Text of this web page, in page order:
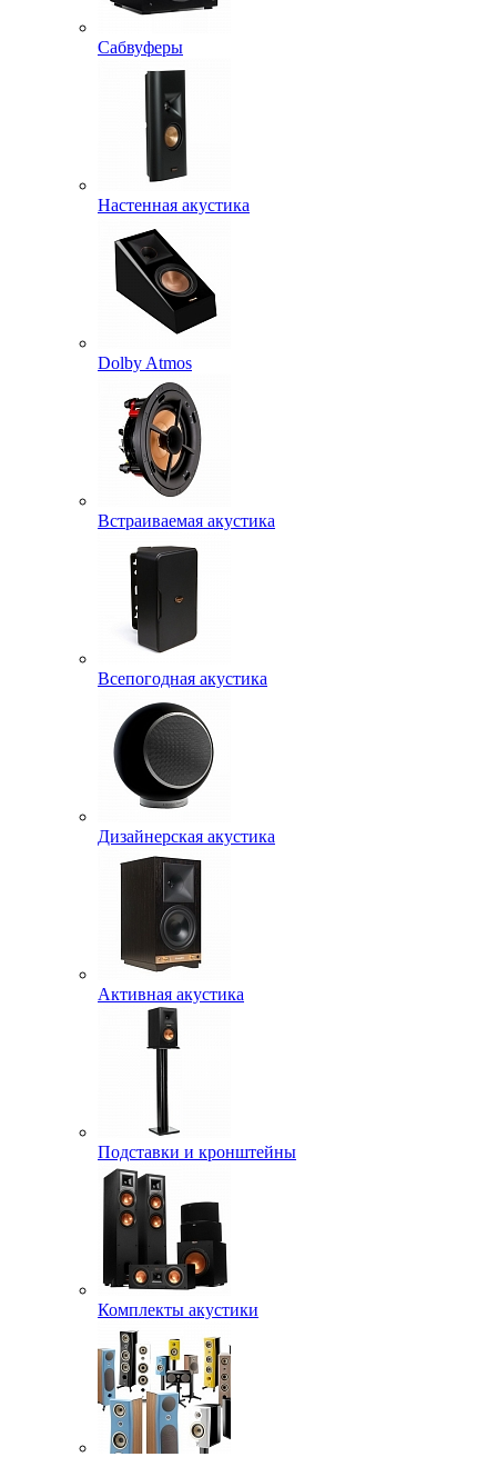
Сабвуферы
Настенная акустика
Dolby Atmos
Встраиваемая акустика
Всепогодная акустика
Дизайнерская акустика
Активная акустика
Подставки и кронштейны
Комплекты акустики